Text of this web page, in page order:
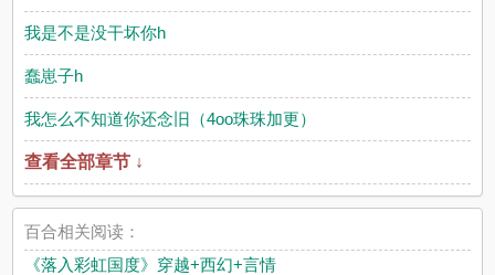
我是不是没干坏你h
蠢崽子h
我怎么不知道你还念旧（4oo珠珠加更）
查看全部章节 ↓
百合相关阅读：
《落入彩虹国度》穿越+西幻+言情